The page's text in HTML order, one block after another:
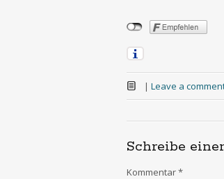
| Leave a
Schreibe
Kommentar*